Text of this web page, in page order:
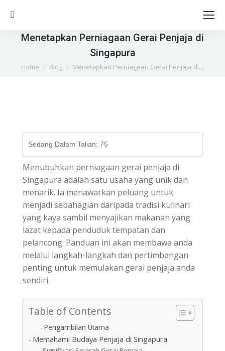
Search:
Menetapkan Perniagaan Gerai Penjaja di
Singapura
You are here:
Home Blog Menetapkan Perniagaan Gerai Penjaja di…
Sedang Dalam Talian: 75
Menubuhkan perniagaan gerai penjaja di
Singapura adalah satu usaha yang unik dan
menarik. Ia menawarkan peluang untuk
menjadi sebahagian daripada tradisi kulinari
yang kaya sambil menyajikan makanan yang
lazat kepada penduduk tempatan dan
pelancong. Panduan ini akan membawa anda
melalui langkah-langkah dan pertimbangan
penting untuk memulakan gerai penjaja anda
sendiri.
Table of Contents
Pengambilan Utama
Memahami Budaya Penjaja di Singapura